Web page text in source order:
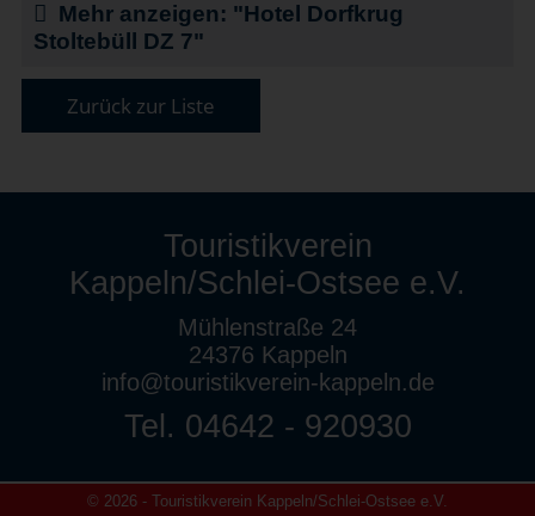
Mehr anzeigen: "Hotel Dorfkrug
Stoltebüll DZ 7"
Zurück zur Liste
Touristikverein
Kappeln/Schlei-Ostsee e.V.
Mühlenstraße 24
24376 Kappeln
info@touristikverein-kappeln.de
Tel. 04642 - 920930
© 2026 - Touristikverein Kappeln/Schlei-Ostsee e.V.